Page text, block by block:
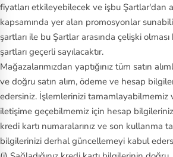
fiyatları etkileyebilecek ve işbu Şartlar'dan
kapsamında yer alan promosyonlar
şartları ile bu Şartlar arasında çelişki
şartları geçerli sayılacaktır.
Mağazalarımızdan yaptığınız tüm satın
ve doğru satın alım, ödeme ve hesap
edersiniz. İşlemlerinizi tamamlayabilmemiz
iletişime geçebilmemiz için hesap
kredi kartı numaralarınız ve son kullanma
bilgilerinizi derhal güncellemeyi kabul